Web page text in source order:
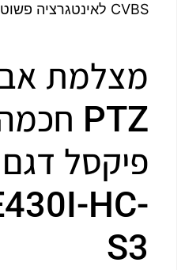
CVBS לאינטגרציה פשוטה.
מצלמת
פיקסל דגם
HC-
S3